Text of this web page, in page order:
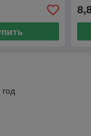
сталь,